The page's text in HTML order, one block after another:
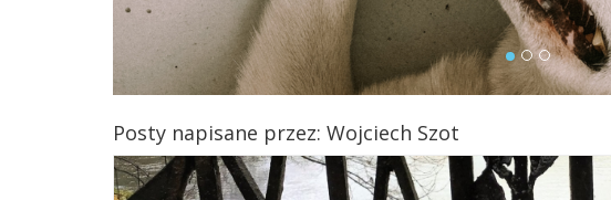
Posty napisane przez: Wojciech Szot